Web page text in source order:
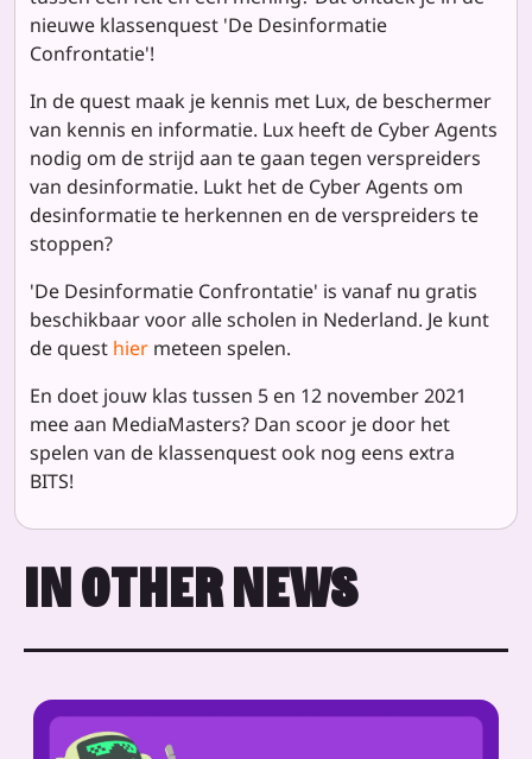
nieuwe klassenquest 'De Desinformatie
Confrontatie'!
In de quest maak je kennis met Lux, de beschermer
van kennis en informatie. Lux heeft de Cyber Agents
nodig om de strijd aan te gaan tegen verspreiders
van desinformatie. Lukt het de Cyber Agents om
desinformatie te herkennen en de verspreiders te
stoppen?
'De Desinformatie Confrontatie' is vanaf nu gratis
beschikbaar voor alle scholen in Nederland. Je kunt
de quest hier meteen spelen.
En doet jouw klas tussen 5 en 12 november 2021
mee aan MediaMasters? Dan scoor je door het
spelen van de klassenquest ook nog eens extra
BITS!
IN OTHER NEWS